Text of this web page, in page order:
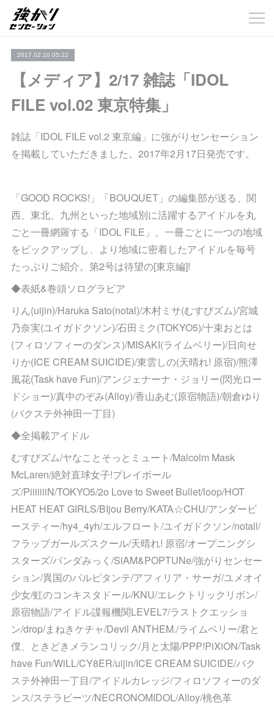
2017.02.10 05:22
【メディア】2/17 雑誌「IDOL
FILE vol.02 東京特集」
雑誌「IDOL FILE vol.2 東京編」に強がりセンセーション
を掲載していただきました。2017年2月17日発売です。
「GOOD ROCKS!」「BOUQUET」の編集部が送る、関
西、東北、九州といった地域別に活躍するアイドルを丸
ごと一冊網羅する「IDOL FILE」。一冊ごとに一つの地域
をピックアップし、より地域に密着したアイドルを毎号
たっぷりご紹介。第2号は待望の[東京編]!
◆表紙&巻頭ソログラビア
りん(uijin)/Haruka Sato(notal)/木村ミサ(むすびズム)/宮城
乃奈実(ユイガドクソン)/石田ミク(TOKYO5)/十束おとは
(フィロソフィーのダンス)/MISAKI(ライムベリー)/日向せ
りか(ICE CREAM SUICIDE)/東雲しの(天晴れ! 原宿)/熊澤
風花(Task have Fun)/アンジェナーナ・ジョリー(閃光ロー
ドショー)/真中のぞみ(Alloy)/香山あむ(原宿物語)/朝倉ゆり
(バクステ外神田一丁目)
◆全掲載アイドル
むすびズム/ヤなことそっとミュート/Malcolm Mask
McLaren/絶対直球女子!プレイボール
ズ/PiiiiiiiN/TOKYO5/2o Love to Sweet Bullet/loop/HOT
HEAT HEAT GIRLS/BIjou Berry/KATA☆CHU/アンダービ
ースティー/hy4_4yh/エルフロート/ユイガドクソン/notall/
フラップガールズスクール/天晴れ! 原宿/オープニングシ
スターズ/パンダみっく/SiAM&POPTUNe/強がりセンセー
ション/異国のパルピタンテ/アフィリア・サーガ/ユメオイ
少女/虹のコンキスタドール/KNU/エレクトリックリボン/
原宿物語/アイドル諜報機関LEVEL7/ラストクエッショ
ン/drop/まねきケチャ/Devil ANTHEM./ライムベリー/君と
僕、ときどきメランコリック/月と太陽/PPP!PiXiON/Task
have Fun/WiLL/CY8ER/uijin/ICE CREAM SUICIDE/バク
ステ外神田一丁目/アイドルカレッジ/フィロソフィーのダ
ンス/ステラビーツ/NECRONOMIDOL/Alloy/桃色革